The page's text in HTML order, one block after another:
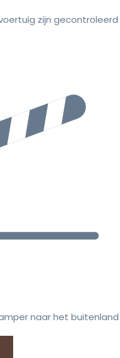
zijn gecontroleerd
naar het buitenland